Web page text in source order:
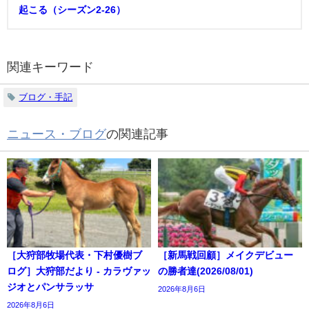
起こる（シーズン2-26）
関連キーワード
ブログ・手記
ニュース・ブログの関連記事
［大狩部牧場代表・下村優樹ブ
ログ］大狩部だより - カラヴァッ
ジオとパンサラッサ
2026年8月6日
［新馬戦回顧］メイクデビュー
の勝者達(2026/08/01)
2026年8月6日